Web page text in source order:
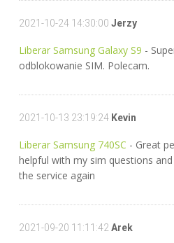
2021-10-24 14:30:00 Jerzy
Liberar Samsung Galaxy S9 -
odblokowanie SIM. Polecam.
2021-10-13 23:19:24 Kevin
Liberar Samsung 740SC - Great
helpful with my sim questions
the service again
2021-09-20 11:11:42 Arek